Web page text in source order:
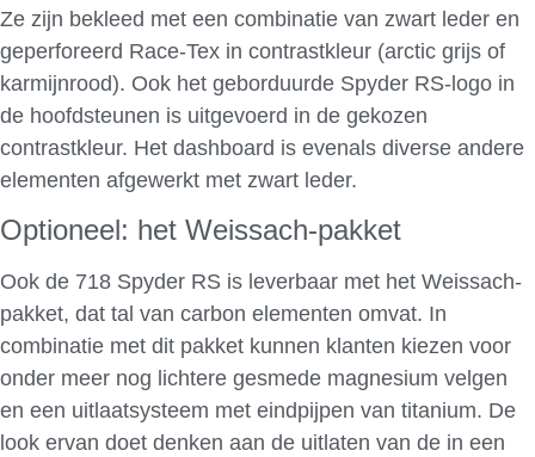
Ze zijn bekleed met een combinatie van zwart leder en
geperforeerd Race-Tex in contrastkleur (arctic grijs of
karmijnrood). Ook het geborduurde Spyder RS-logo in
de hoofdsteunen is uitgevoerd in de gekozen
contrastkleur. Het dashboard is evenals diverse andere
elementen afgewerkt met zwart leder.
Optioneel: het Weissach-pakket
Ook de 718 Spyder RS is leverbaar met het Weissach-
pakket, dat tal van carbon elementen omvat. In
combinatie met dit pakket kunnen klanten kiezen voor
onder meer nog lichtere gesmede magnesium velgen
en een uitlaatsysteem met eindpijpen van titanium. De
look ervan doet denken aan de uitlaten van de in een